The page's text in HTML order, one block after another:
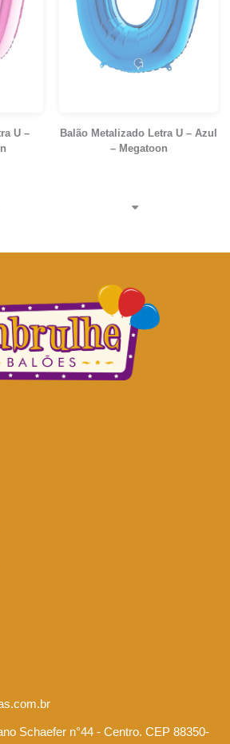
U –
Balão Metalizado Letra U – Azul
– Megatoon
Schaefer n°44 - Centro. CEP 88350-